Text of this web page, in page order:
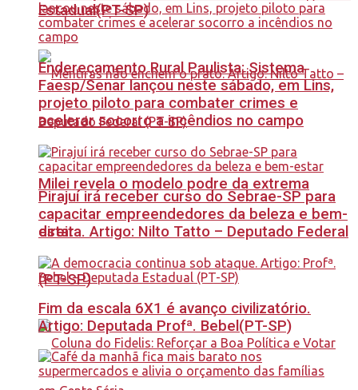
Estadual(PT-SP)
Milei revela o modelo podre da extrema
direita. Artigo: Nilto Tatto – Deputado Federal
(PT-SP)
Endereçamento Rural Paulista: Sistema
Faesp/Senar lançou neste sábado, em Lins,
projeto piloto para combater crimes e
acelerar socorro a incêndios no campo
Pirajuí irá receber curso do Sebrae-SP para
capacitar empreendedores da beleza e bem-
estar
Fim da escala 6X1 é avanço civilizatório.
Artigo: Deputada Profª. Bebel(PT-SP)